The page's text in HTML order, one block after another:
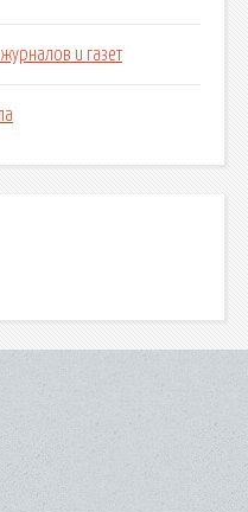
и газет